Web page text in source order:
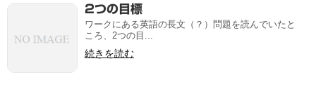
2つの目標
ワークにある英語の長文（？）問題を読んでいたと
ころ、2つの目...
続きを読む